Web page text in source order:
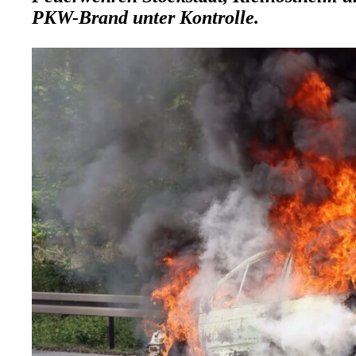
PKW-Brand unter Kontrolle.